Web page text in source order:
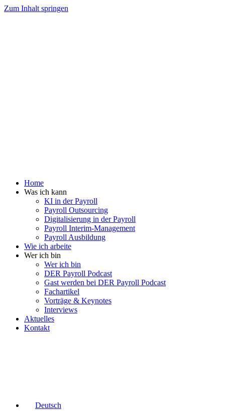
Zum Inhalt springen
Home
Was ich kann
KI in der Payroll
Payroll Outsourcing
Digitalisierung in der Payroll
Payroll Interim-Management
Payroll Ausbildung
Wie ich arbeite
Wer ich bin
Wer ich bin
DER Payroll Podcast
Gast werden bei DER Payroll Podcast
Fachartikel
Vorträge & Keynotes
Interviews
Aktuelles
Kontakt
Deutsch